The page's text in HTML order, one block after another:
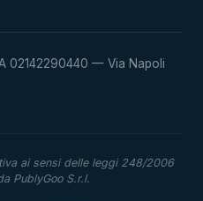
02142290440 — Via Napoli
ai sensi delle leggi 248/2006
PublyGoo S.r.l.